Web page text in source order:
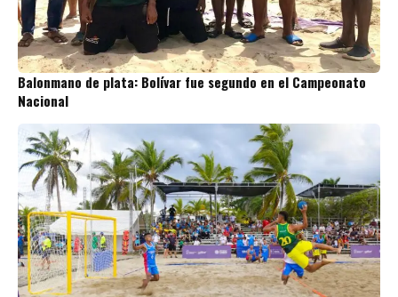
Balonmano de plata: Bolívar fue segundo en el Campeonato
Nacional